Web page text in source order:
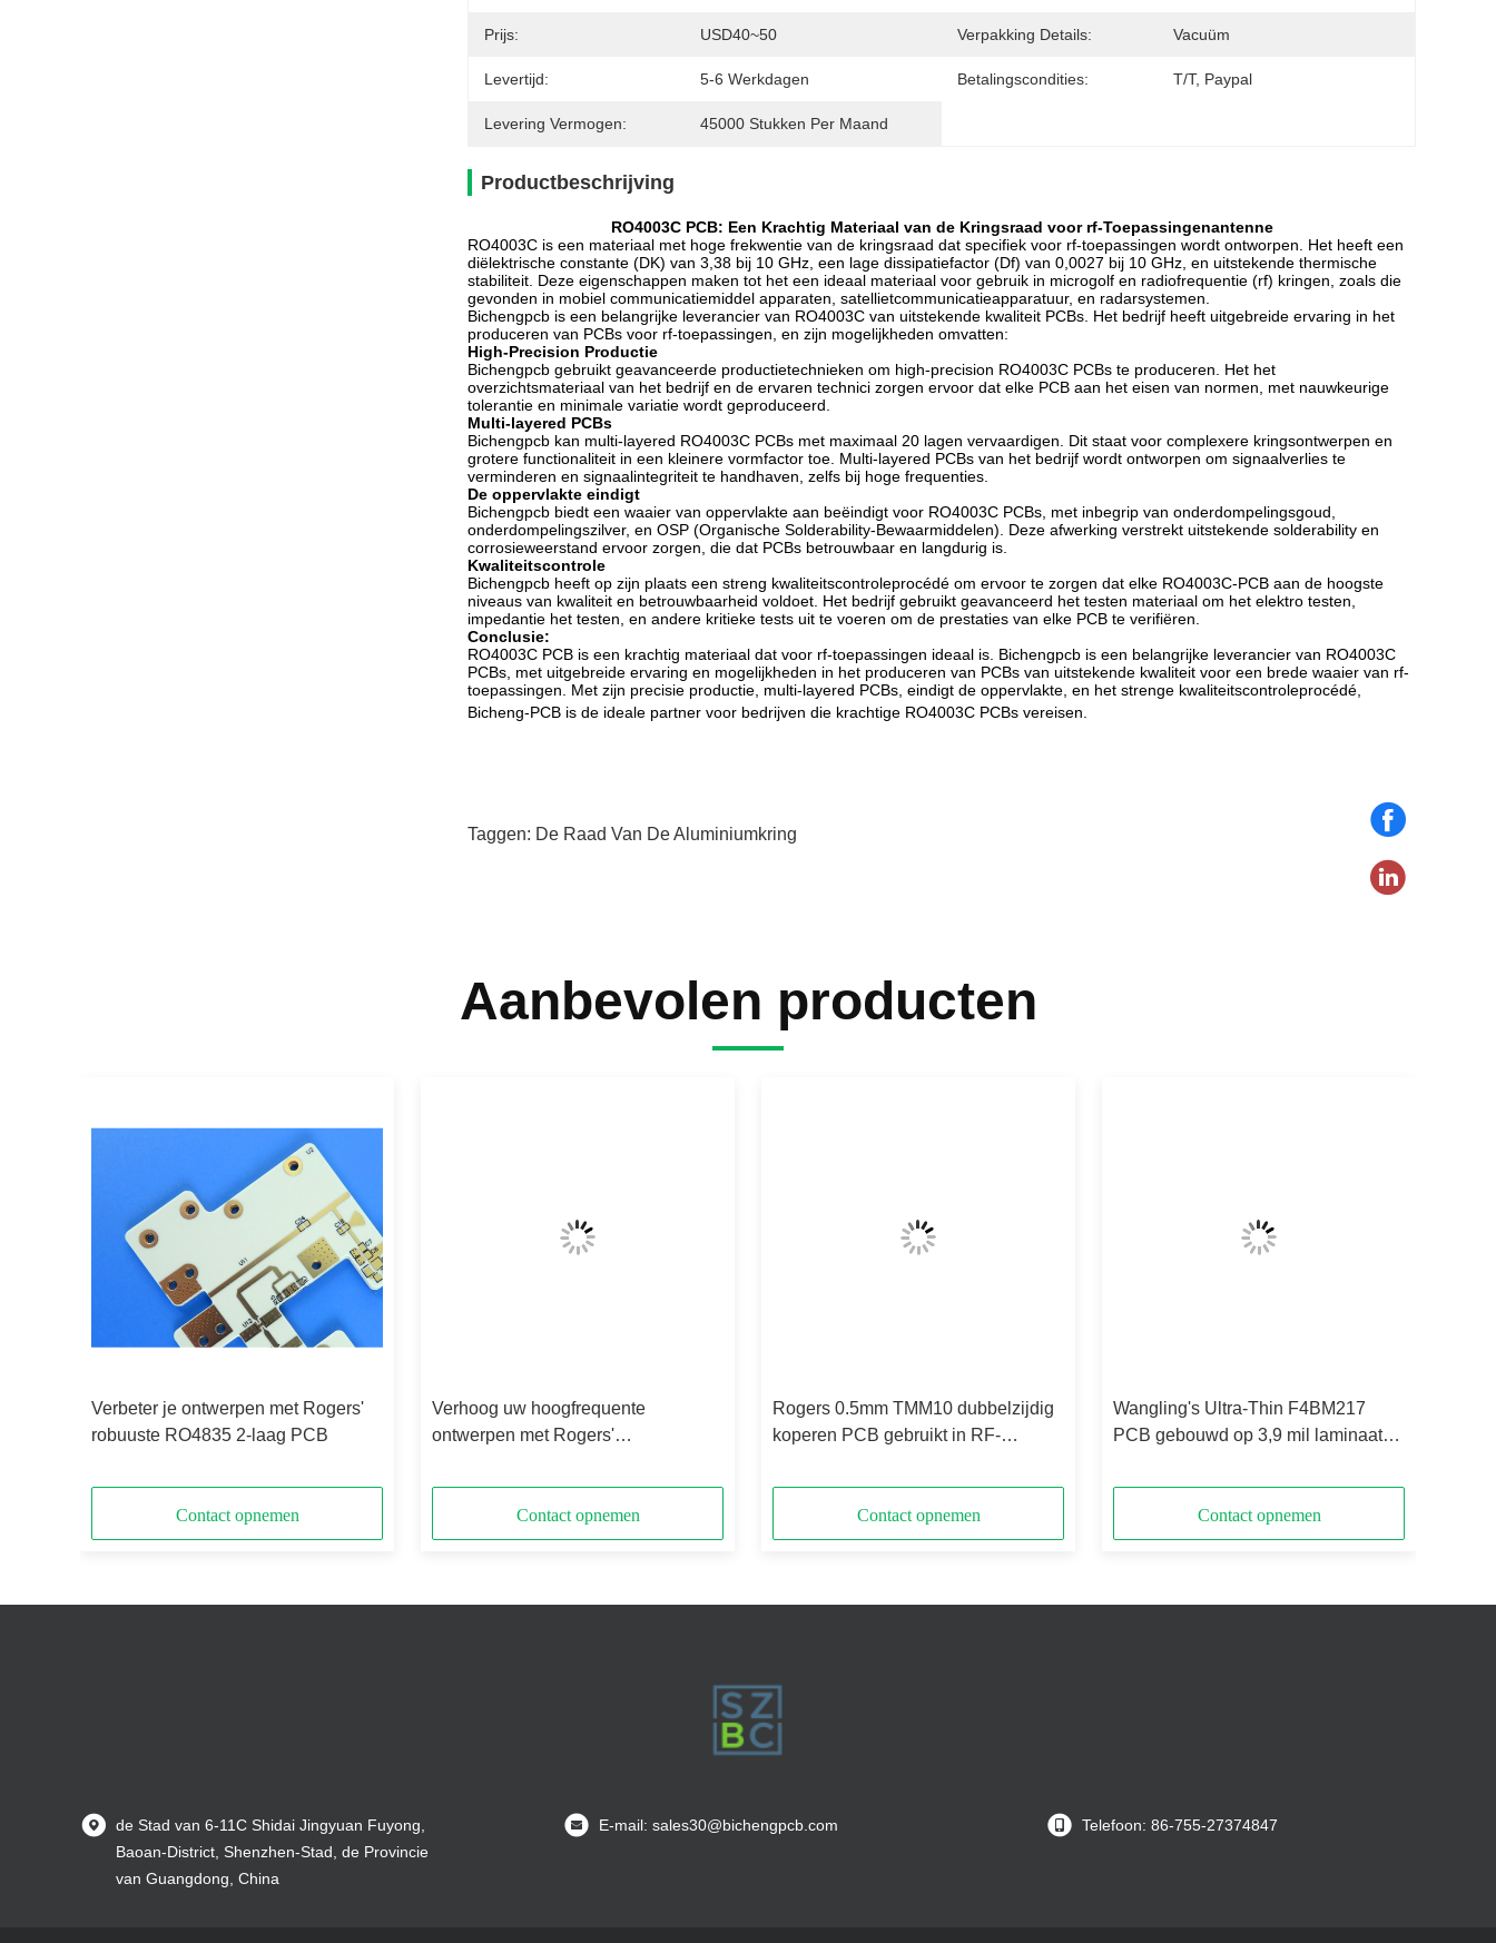
Prijs: USD40~50 Verpakking Details: Vacuüm
Levertijd: 5-6 Werkdagen Betalingscondities: T/T, Paypal
Levering Vermogen: 45000 Stukken Per Maand
Productbeschrijving
RO4003C PCB: Een Krachtig Materiaal van de Kringsraad voor rf-Toepassingenantenne
RO4003C is een materiaal met hoge frekwentie van de kringsraad dat specifiek voor rf-toepassingen wordt ontworpen. Het heeft een
diëlektrische constante (DK) van 3,38 bij 10 GHz, een lage dissipatiefactor (Df) van 0,0027 bij 10 GHz, en uitstekende thermische
stabiliteit. Deze eigenschappen maken tot het een ideaal materiaal voor gebruik in microgolf en radiofrequentie (rf) kringen, zoals die
gevonden in mobiel communicatiemiddel apparaten, satellietcommunicatieapparatuur, en radarsystemen.
Bichengpcb is een belangrijke leverancier van RO4003C van uitstekende kwaliteit PCBs. Het bedrijf heeft uitgebreide ervaring in het
produceren van PCBs voor rf-toepassingen, en zijn mogelijkheden omvatten:
High-Precision Productie
Bichengpcb gebruikt geavanceerde productietechnieken om high-precision RO4003C PCBs te produceren. Het het
overzichtsmateriaal van het bedrijf en de ervaren technici zorgen ervoor dat elke PCB aan het eisen van normen, met nauwkeurige
tolerantie en minimale variatie wordt geproduceerd.
Multi-layered PCBs
Bichengpcb kan multi-layered RO4003C PCBs met maximaal 20 lagen vervaardigen. Dit staat voor complexere kringsontwerpen en
grotere functionaliteit in een kleinere vormfactor toe. Multi-layered PCBs van het bedrijf wordt ontworpen om signaalverlies te
verminderen en signaalintegriteit te handhaven, zelfs bij hoge frequenties.
De oppervlakte eindigt
Bichengpcb biedt een waaier van oppervlakte aan beëindigt voor RO4003C PCBs, met inbegrip van onderdompelingsgoud,
onderdompelingszilver, en OSP (Organische Solderability-Bewaarmiddelen). Deze afwerking verstrekt uitstekende solderability en
corrosieweerstand ervoor zorgen, die dat PCBs betrouwbaar en langdurig is.
Kwaliteitscontrole
Bichengpcb heeft op zijn plaats een streng kwaliteitscontroleprocédé om ervoor te zorgen dat elke RO4003C-PCB aan de hoogste
niveaus van kwaliteit en betrouwbaarheid voldoet. Het bedrijf gebruikt geavanceerd het testen materiaal om het elektro testen,
impedantie het testen, en andere kritieke tests uit te voeren om de prestaties van elke PCB te verifiëren.
Conclusie:
RO4003C PCB is een krachtig materiaal dat voor rf-toepassingen ideaal is. Bichengpcb is een belangrijke leverancier van RO4003C
PCBs, met uitgebreide ervaring en mogelijkheden in het produceren van PCBs van uitstekende kwaliteit voor een brede waaier van rf-
toepassingen. Met zijn precisie productie, multi-layered PCBs, eindigt de oppervlakte, en het strenge kwaliteitscontroleprocédé,
Bicheng-PCB is de ideale partner voor bedrijven die krachtige RO4003C PCBs vereisen.
Taggen: De Raad Van De Aluminiumkring
Aanbevolen producten
Verbeter je ontwerpen met Rogers'
robuuste RO4835 2-laag PCB
Contact opnemen
Verhoog uw hoogfrequente
ontwerpen met Rogers'
Contact opnemen
Rogers 0.5mm TMM10 dubbelzijdig
koperen PCB gebruikt in RF-
Contact opnemen
Wangling's Ultra-Thin F4BM217
PCB gebouwd op 3,9 mil laminaat
Contact opnemen
de Stad van 6-11C Shidai Jingyuan Fuyong,
Baoan-District, Shenzhen-Stad, de Provincie
van Guangdong, China
E-mail: sales30@bichengpcb.com Telefoon: 86-755-27374847